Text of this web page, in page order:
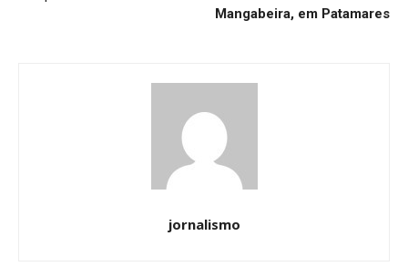
Mangabeira, em Patamares
jornalismo